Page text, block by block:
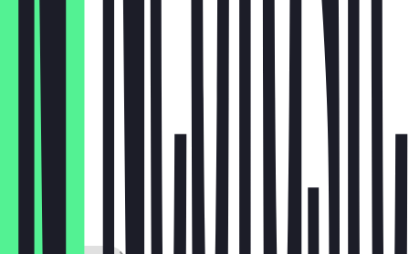
10,90 €